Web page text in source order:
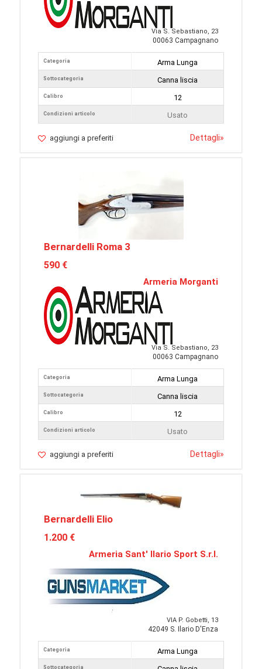
Via S. Sebastiano, 23
00063 Campagnano
Categoria
Sottocategoria
Calibro
Condizioni articolo
Arma Lunga
Canna liscia
12
Usato
aggiungi a preferiti Dettagli»
Bernardelli Roma 3
590 €
Armeria Morganti
Via S. Sebastiano, 23
00063 Campagnano
Categoria
Sottocategoria
Calibro
Condizioni articolo
Arma Lunga
Canna liscia
12
Usato
aggiungi a preferiti Dettagli»
Bernardelli Elio
1.200 €
Armeria Sant' Ilario Sport S.r.l.
VIA P. Gobetti, 13
42049 S. Ilario D'Enza
Categoria
Sottocategoria
Arma Lunga